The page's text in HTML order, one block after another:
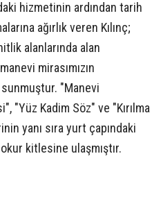
hizmetinin ardından tarih
ağırlık veren Kılınç;
alanlarında alan
mirasımızın
sunmuştur. "Manevi
"Yüz Kadim Söz" ve "Kırılma
yanı sıra yurt çapındaki
kitlesine ulaşmıştır.